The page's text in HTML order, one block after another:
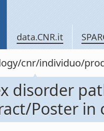
data.CNR.it
cnr/individuo/
disorder
Poster in